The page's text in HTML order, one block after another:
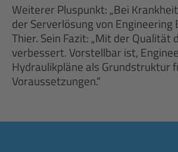
Weiterer Pluspunkt: „Bei
der Serverlösung von
Thier. Sein Fazit: „Mit der
verbessert. Vorstellbar ist,
Hydraulikpläne als Grundstruktur
Voraussetzungen.“